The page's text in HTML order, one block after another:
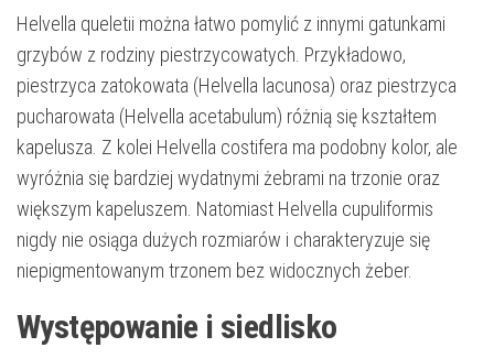
Helvella queletii można łatwo pomylić z innymi gatunkami
grzybów z rodziny piestrzycowatych. Przykładowo,
piestrzyca zatokowata (Helvella lacunosa) oraz piestrzyca
pucharowata (Helvella acetabulum) różnią się kształtem
kapelusza. Z kolei Helvella costifera ma podobny kolor, ale
wyróżnia się bardziej wydatnymi żebrami na trzonie oraz
większym kapeluszem. Natomiast Helvella cupuliformis
nigdy nie osiąga dużych rozmiarów i charakteryzuje się
niepigmentowanym trzonem bez widocznych żeber.
Występowanie i siedlisko